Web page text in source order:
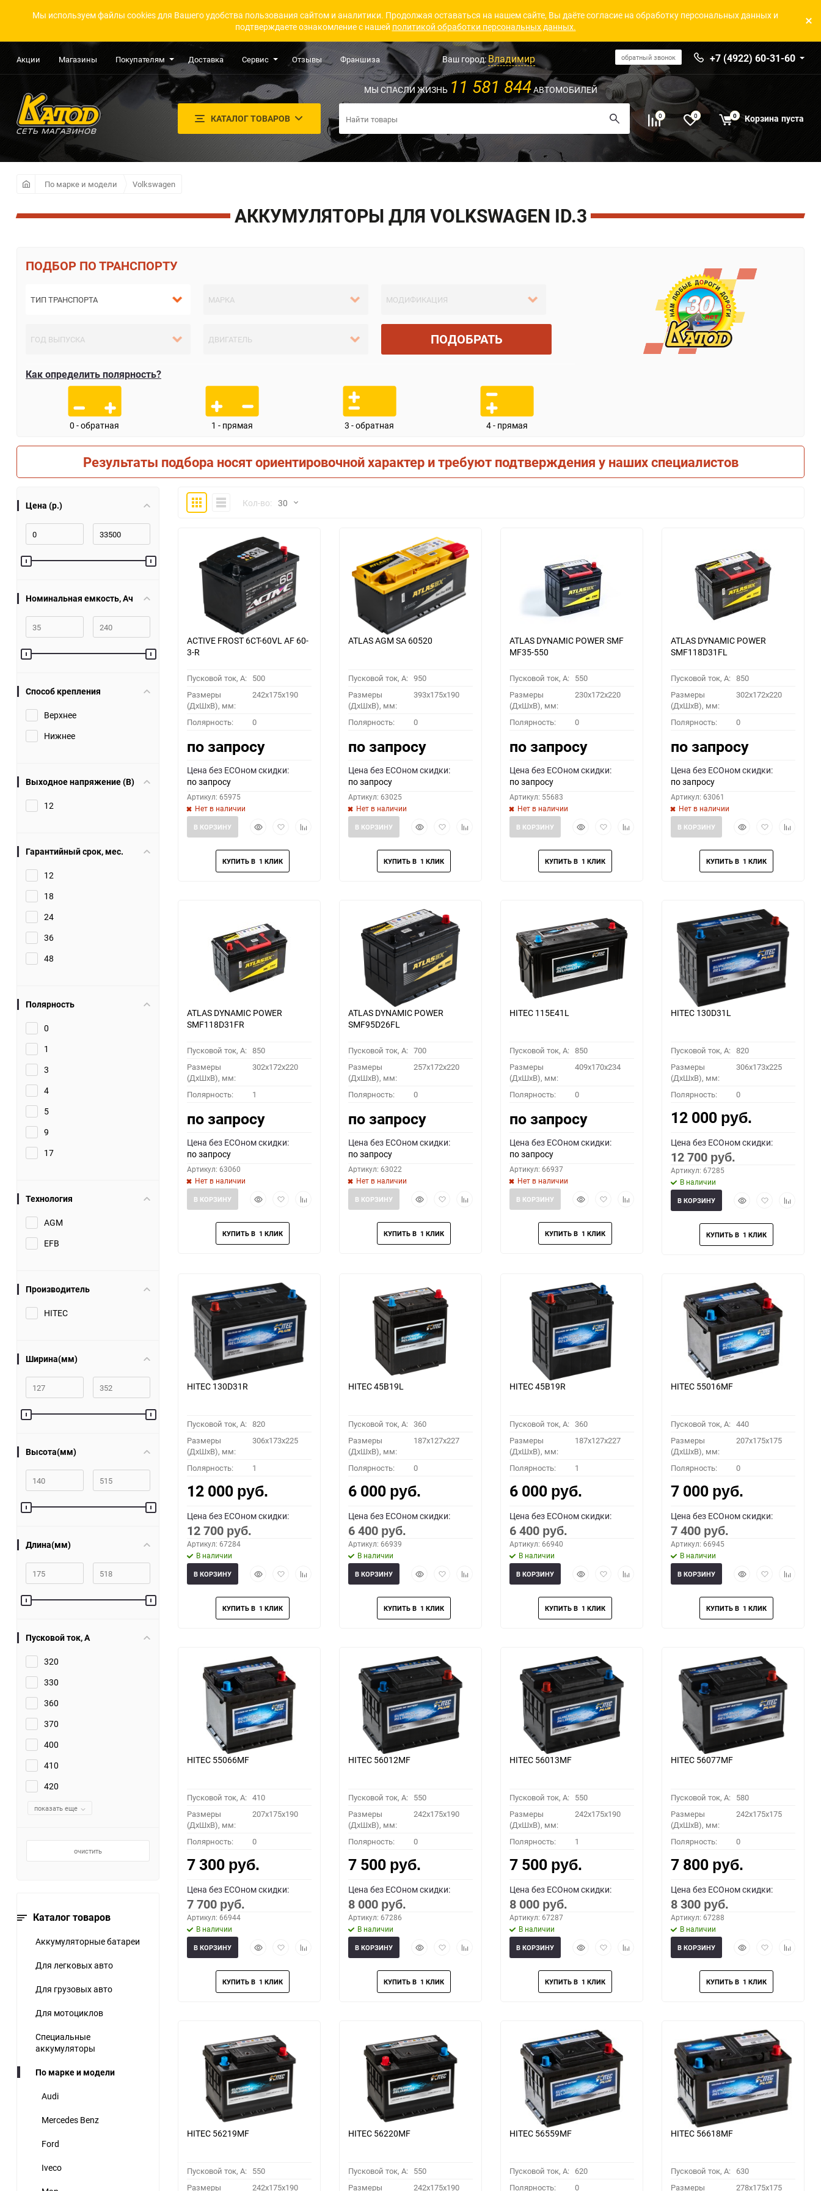
Мы используем файлы cookies для Вашего удобства пользования сайтом и аналитики. Продолжая оставаться на нашем сайте, Вы даёте согласие на обработку персональных данных и
подтверждаете ознакомление с нашей политикой обработки персональных данных.
Акции Магазины Покупателям Доставка Сервис Отзывы Франшиза Ваш город:Владимир обратный звонок +7 (4922) 60-31-60
КАТАЛОГ ТОВАРОВ
МЫ СПАСЛИ ЖИЗНЬ 11 581 844АВТОМОБИЛЕЙ
0 0 0 Корзина пуста
По марке и модели Volkswagen
АККУМУЛЯТОРЫ ДЛЯ VOLKSWAGEN ID.3
ПО ТРАНСПОРТУ
ПОДОБРАТЬ
Как определить полярность?
0 - обратная 1 - прямая 3 - обратная 4 - прямая
Результаты подбора носят ориентировочной характер и требуют подтверждения у наших специалистов
Цена (р.)
Номинальная емкость, Ач
Способ крепления
Верхнее
Нижнее
Выходное напряжение (В)
12
Гарантийный срок, мес.
12
18
24
36
48
Полярность
0
1
3
4
5
9
17
Технология
AGM
EFB
Производитель
HITEC
Ширина(мм)
Высота(мм)
Длина(мм)
Пусковой ток, A
320
330
360
370
400
410
420
показать еще
очистить
Каталог товаров
Аккумуляторные батареи
Для легковых авто
Для грузовых авто
Для мотоциклов
Специальные
аккумуляторы
По марке и модели
Audi
Mercedes Benz
Ford
Iveco
ПлиткаКомпактноКол-во: 30
30
60
90
150
ACTIVE FROST 6СТ-60VL АF 60-
3-R
Пусковой ток, A: 500
Размеры
(ДхШхВ), мм:
242x175x190
Полярность: 0
по запросу
Цена без ECOном скидки:
по запросу
Артикул: 65975
Нет в наличии
БыстрыйДобавить
избранное
Добавить
В КОРЗИНУ
ATLAS AGM SA 60520
Пусковой ток, A: 950
Размеры
(ДхШхВ), мм:
393x175x190
Полярность: 0
по запросу
Цена без ECOном скидки:
по запросу
Артикул: 63025
Нет в наличии
БыстрыйДобавить
избранное
Добавить
В КОРЗИНУ
ATLAS DYNAMIC POWER SMF
MF35-550
Пусковой ток, A: 550
Размеры
(ДхШхВ), мм:
230x172x220
Полярность: 0
по запросу
Цена без ECOном скидки:
по запросу
Артикул: 55683
Нет в наличии
БыстрыйДобавить
избранное
Добавить
В КОРЗИНУ
ATLAS DYNAMIC POWER
SMF118D31FL
Пусковой ток, A: 850
Размеры
(ДхШхВ), мм:
302x172x220
Полярность: 0
по запросу
Цена без ECOном скидки:
по запросу
Артикул: 63061
Нет в наличии
БыстрыйДобавить
избранное
Добавить
В КОРЗИНУ
ATLAS DYNAMIC POWER
SMF118D31FR
Пусковой ток, A: 850
Размеры
(ДхШхВ), мм:
302x172x220
Полярность: 1
по запросу
Цена без ECOном скидки:
по запросу
Артикул: 63060
Нет в наличии
БыстрыйДобавить
избранное
Добавить
В КОРЗИНУ
ATLAS DYNAMIC POWER
SMF95D26FL
Пусковой ток, A: 700
Размеры
(ДхШхВ), мм:
257x172x220
Полярность: 0
по запросу
Цена без ECOном скидки:
по запросу
Артикул: 63022
Нет в наличии
БыстрыйДобавить
избранное
Добавить
В КОРЗИНУ
HITEC 115E41L
Пусковой ток, A: 850
Размеры
(ДхШхВ), мм:
409x170x234
Полярность: 0
по запросу
Цена без ECOном скидки:
по запросу
Артикул: 66937
Нет в наличии
БыстрыйДобавить
избранное
Добавить
В КОРЗИНУ
HITEC 130D31L
Пусковой ток, A: 820
Размеры
(ДхШхВ), мм:
306x173x225
Полярность: 0
12 000 руб.
Цена без ECOном скидки:
12 700 руб.
Артикул: 67285
В наличии
БыстрыйДобавить
избранное
Добавить
В КОРЗИНУ
HITEC 130D31R
Пусковой ток, A: 820
Размеры
(ДхШхВ), мм:
306x173x225
Полярность: 1
12 000 руб.
Цена без ECOном скидки:
12 700 руб.
Артикул: 67284
В наличии
БыстрыйДобавить
избранное
Добавить
В КОРЗИНУ
HITEC 45B19L
Пусковой ток, A: 360
Размеры
(ДхШхВ), мм:
187x127x227
Полярность: 0
6 000 руб.
Цена без ECOном скидки:
6 400 руб.
Артикул: 66939
В наличии
БыстрыйДобавить
избранное
Добавить
В КОРЗИНУ
HITEC 45B19R
Пусковой ток, A: 360
Размеры
(ДхШхВ), мм:
187x127x227
Полярность: 1
6 000 руб.
Цена без ECOном скидки:
6 400 руб.
Артикул: 66940
В наличии
БыстрыйДобавить
избранное
Добавить
В КОРЗИНУ
HITEC 55016MF
Пусковой ток, A: 440
Размеры
(ДхШхВ), мм:
207x175x175
Полярность: 0
7 000 руб.
Цена без ECOном скидки:
7 400 руб.
Артикул: 66945
В наличии
БыстрыйДобавить
избранное
Добавить
В КОРЗИНУ
HITEC 55066MF
Пусковой ток, A: 410
Размеры
(ДхШхВ), мм:
207x175x190
Полярность: 0
7 300 руб.
Цена без ECOном скидки:
7 700 руб.
Артикул: 66944
В наличии
БыстрыйДобавить
избранное
Добавить
В КОРЗИНУ
HITEC 56012MF
Пусковой ток, A: 550
Размеры
(ДхШхВ), мм:
242x175x190
Полярность: 0
7 500 руб.
Цена без ECOном скидки:
8 000 руб.
Артикул: 67286
В наличии
БыстрыйДобавить
избранное
Добавить
В КОРЗИНУ
HITEC 56013MF
Пусковой ток, A: 550
Размеры
(ДхШхВ), мм:
242x175x190
Полярность: 1
7 500 руб.
Цена без ECOном скидки:
8 000 руб.
Артикул: 67287
В наличии
БыстрыйДобавить
избранное
Добавить
В КОРЗИНУ
HITEC 56077MF
Пусковой ток, A: 580
Размеры
(ДхШхВ), мм:
242x175x175
Полярность: 0
7 800 руб.
Цена без ECOном скидки:
8 300 руб.
Артикул: 67288
В наличии
БыстрыйДобавить
избранное
Добавить
В КОРЗИНУ
HITEC 56219MF
Пусковой ток, A: 550
Размеры
242x175x190
HITEC 56220MF
Пусковой ток, A: 550
Размеры
242x175x190
HITEC 56559MF
Пусковой ток, A: 620
Полярность:
0
HITEC 56618MF
Пусковой ток, A: 630
Размеры
278x175x175